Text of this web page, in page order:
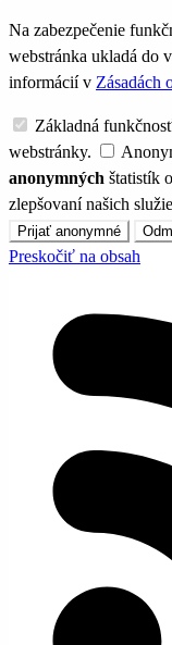
Na zabezpečenie
webstránka ukladá do
informácií v Zásadách
Základná
webstránky.
anonymných štatistík
zlepšovaní našich
Prijať anonymné
Preskočiť na obsah